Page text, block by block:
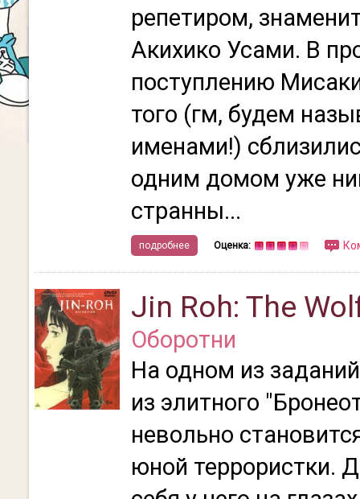
репетиром,
Акихико Усами. В
поступлению
того (гм, будем
именами!)
одним домом уже
странны...
подробнее Оценка:
Jin Roh: The
Оборотни
На одном из
из элитного
невольно
юной террористки.